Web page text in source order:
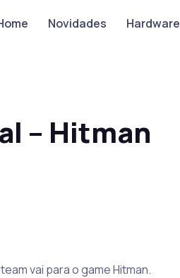
Novidades Hardware
– Hitman
vai para o game Hitman.